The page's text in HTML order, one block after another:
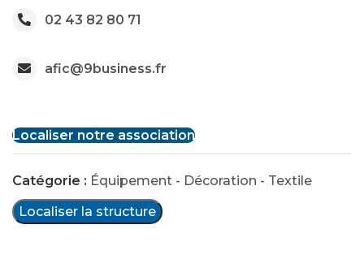
02 43 82 80 71
afic@9business.fr
Localiser notre association
Catégorie : Équipement - Décoration - Textile
Localiser la structure